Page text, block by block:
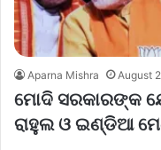
Aparna Mishra August
ମୋଦି ସରକାରଙ୍କ
ରାହୁଲ ଓ ଇଣ୍ଡିଆ